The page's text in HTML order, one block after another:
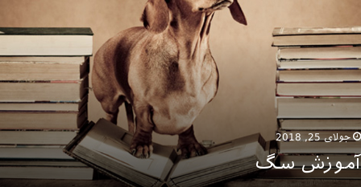
جولای 25, 2018
آموزش سگ